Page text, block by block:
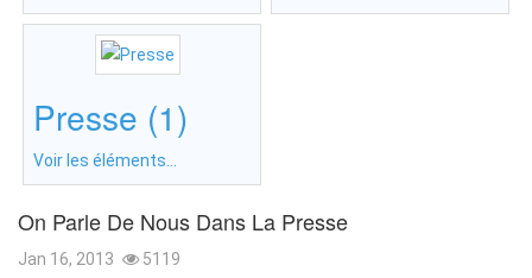
Presse (1)
Voir les éléments...
On Parle De Nous Dans La Presse
Jan 16, 2013 5119